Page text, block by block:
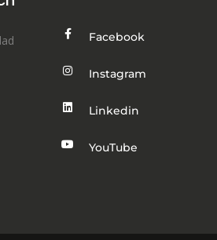
Facebook
Instagram
Linkedin
YouTube